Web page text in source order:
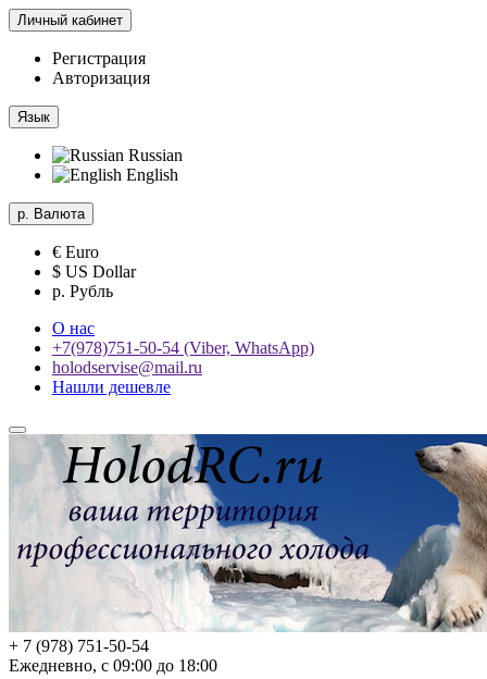
Личный кабинет
Регистрация
Авторизация
Язык
Russian
English
р. Валюта
€ Euro
$ US Dollar
р. Рубль
О нас
+7(978)751-50-54 (Viber, WhatsApp)
holodservise@mail.ru
Нашли дешевле
+ 7 (978) 751-50-54
Ежедневно, с 09:00 до 18:00